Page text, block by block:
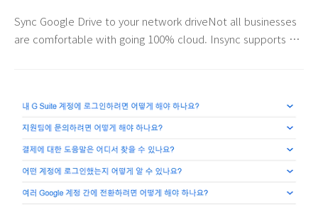
관리 콘솔에 가시면 아래와 같은 안내가 나타납니다. Personal
use: stay on no-cost Legacy G Suite 옵션을..
Sync Google Drive to your network driveNot all businesses
are comfortable with going 100% cloud. Insync supports a
system. Naturally, you want it preserved. Insync allows
you to connect to Google Drive without sacrificing your
directory integr..